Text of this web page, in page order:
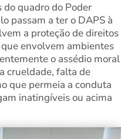
quadro do Poder
passam a ter o DAPS à
a proteção de direitos
envolvem ambientes
o assédio moral
crueldade, falta de
que permeia a conduta
inatingíveis ou acima